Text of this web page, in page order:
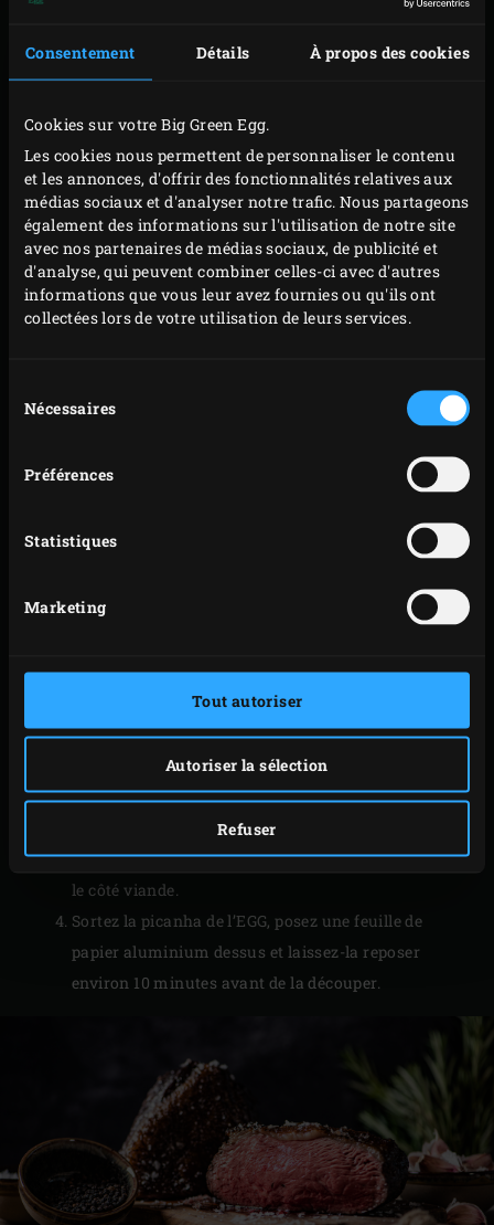
Consentement Détails À propos des cookies
Cookies sur votre Big Green Egg.
Les cookies nous permettent de personnaliser le contenu
et les annonces, d'offrir des fonctionnalités relatives aux
médias sociaux et d'analyser notre trafic. Nous partageons
également des informations sur l'utilisation de notre site
avec nos partenaires de médias sociaux, de publicité et
d'analyse, qui peuvent combiner celles-ci avec d'autres
informations que vous leur avez fournies ou qu'ils ont
collectées lors de votre utilisation de leurs services.
duNécessaires
Préférences
Statistiques
Marketing
Tout autoriser
Autoriser la sélection
Refuser
PRÉPARATION
Posez l’aiguillette de rumsteck sur la grille, côté
gras vers le haut. Piquez le thermomètre sonde à
l’EGG. Réglez la température à cœur sur 48 °C et
laissez l’aiguillette de rumsteck cuire environ
60 minutes jusqu’à ce que cette température soit
atteinte.
Sortez l’aiguillette de rumsteck de l’EGG. Couvrez-la
de papier aluminium sans serrer et laissez-la
légumes pour accompagner la viande. Sortez
l’EGG. Posez la grille en fonte (Cast Iron Grid) dans
l’EGG et faites monter la température à 200 °C.
Posez maintenant l’aiguillette de rumsteck avec le
côté gras sur la grille et laissez griller ce côté 2-3
minutes jusqu’à ce qu’il soit bien croustillant.
Déplacez la viande constamment (la graisse peut en
effet créer des flammes) et grillez aussi brièvement
le côté viande.
Sortez la picanha de l’EGG, posez une feuille de
papier aluminium dessus et laissez-la reposer
environ 10 minutes avant de la découper.